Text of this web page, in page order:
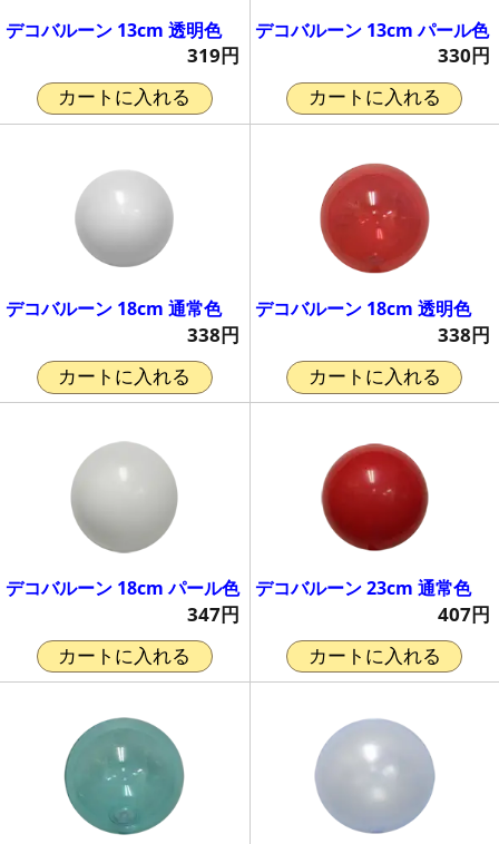
デコバルーン 13cm 透明色
319円
カートに入れる
デコバルーン 13cm パール色
330円
カートに入れる
デコバルーン 18cm 通常色
338円
カートに入れる
デコバルーン 18cm 透明色
338円
カートに入れる
デコバルーン 18cm パール色
347円
カートに入れる
デコバルーン 23cm 通常色
407円
カートに入れる